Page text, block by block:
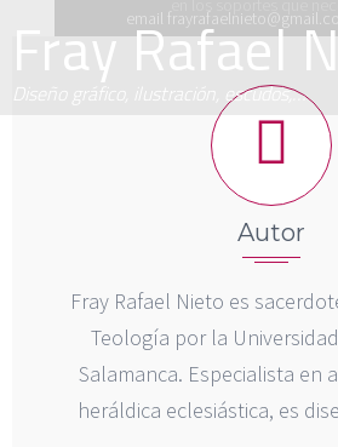
Fray Rafael
Diseño gráfico, ilustración, escudos,…
ENCARGOS
email
GALERÍA
Autor
Fray Rafael Nieto es
Teología por la
Salamanca. Especialista en
heráldica eclesiástica, es